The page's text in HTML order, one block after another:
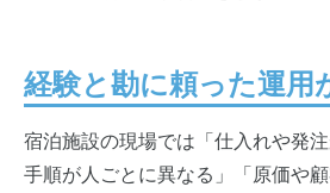
経験と勘に頼った運用
宿泊施設の現場では「仕入れや発
手順が人ごとに異なる」「原価や